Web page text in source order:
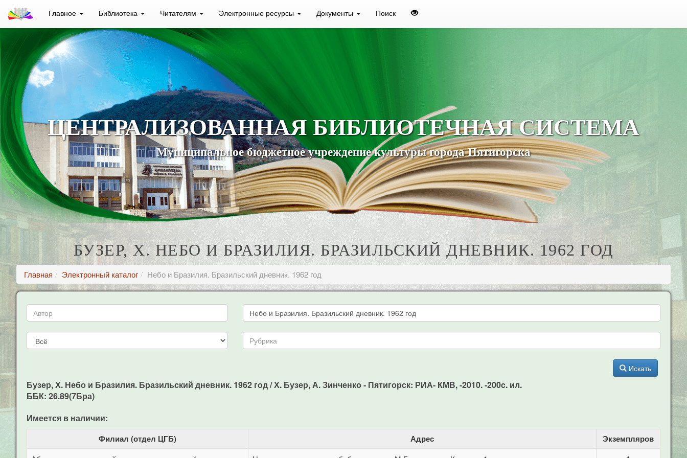
Главное Библиотека Читателям Электронные ресурсы Документы Поиск
ЦЕНТРАЛИЗОВАННАЯ БИБЛИОТЕЧНАЯ СИСТЕМА
Муниципальное бюджетное учреждение культуры города Пятигорска
БУЗЕР, Х. НЕБО И БРАЗИЛИЯ. БРАЗИЛЬСКИЙ ДНЕВНИК. 1962 ГОД
Главная Электронный каталог Небо и Бразилия. Бразильский дневник. 1962 год
Искать
Бузер, Х. Небо и Бразилия. Бразильский дневник. 1962 год / Х. Бузер, А. Зинченко - Пятигорск: РИА- КМВ, -2010. -200c. ил.
ББК: 26.89(7Бра)
Имеется в наличии:
Филиал (отдел ЦГБ) Адрес Экземпляров